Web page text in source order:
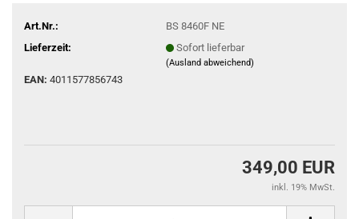
Art.Nr.:
BS 8460F NE
Lieferzeit:
Sofort lieferbar
(Ausland abweichend)
EAN: 4011577856743
349,00 EUR
inkl. 19% MwSt.